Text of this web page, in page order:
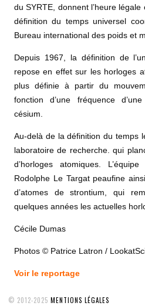
du SYRTE, donnent l’heure
définition du temps universel
Bureau international des poids et
Depuis 1967, la définition de
repose en effet sur les horloges
plus définie à partir du
fonction d’une fréquence
césium.
Au-delà de la définition du temps
laboratoire de recherche. qui
d’horloges atomiques.
Rodolphe Le Targat peaufine
d’atomes de strontium, qui
quelques années les actuelles
Cécile Dumas
Photos © Patrice Latron /
Voir le reportage
© 2012-2025 MENTIONS LÉGALES